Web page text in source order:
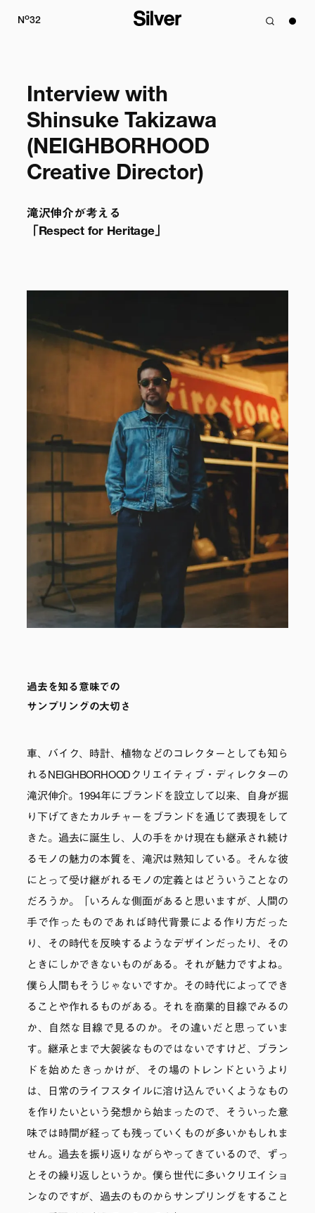
No32
Interview with
Shinsuke Takizawa
(NEIGHBORHOOD
Creative Director)
滝沢伸介が考える
「Respect for Heritage」
過去を知る意味での
サンプリングの大切さ
車、バイク、時計、植物などのコレクターとしても知ら
れるNEIGHBORHOODクリエイティブ・ディレクターの
滝沢伸介。1994年にブランドを設立して以来、自身が掘
り下げてきたカルチャーをブランドを通じて表現をして
きた。過去に誕生し、人の手をかけ現在も継承され続け
るモノの魅力の本質を、滝沢は熟知している。そんな彼
にとって受け継がれるモノの定義とはどういうことなの
だろうか。「いろんな側面があると思いますが、人間の
手で作ったものであれば時代背景による作り方だった
り、その時代を反映するようなデザインだったり、その
ときにしかできないものがある。それが魅力ですよね。
僕ら人間もそうじゃないですか。その時代によってでき
ることや作れるものがある。それを商業的目線でみるの
か、自然な目線で見るのか。その違いだと思っていま
す。継承とまで大袈裟なものではないですけど、ブラン
ドを始めたきっかけが、その場のトレンドというより
は、日常のライフスタイルに溶け込んでいくようなもの
を作りたいという発想から始まったので、そういった意
味では時間が経っても残っていくものが多いかもしれま
せん。過去を振り返りながらやってきているので、ずっ
とその繰り返しというか。僕ら世代に多いクリエイショ
ンなのですが、過去のものからサンプリングをすること